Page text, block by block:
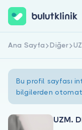
Hemen
Ana Sayfa Diğer
Bu profil sayfası
bilgilerden
UZM.